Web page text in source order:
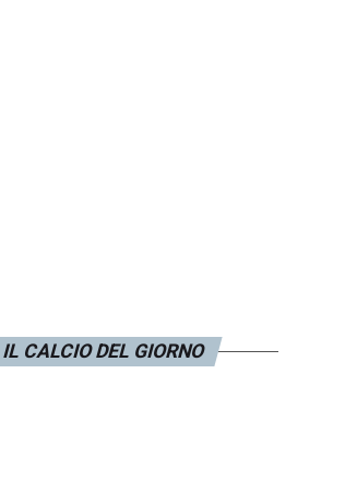
IL CALCIO DEL GIORNO